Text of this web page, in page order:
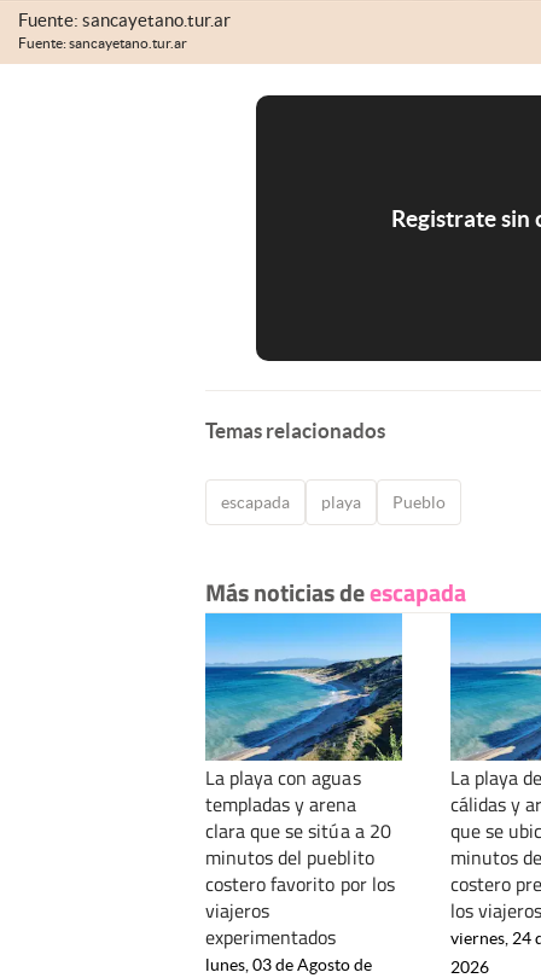
Fuente: sancayetano.tur.ar
Fuente: sancayetano.tur.ar
Registrate sin
Temas relacionados
escapada playa Pueblo
Más noticias deescapada
La playa con aguas
templadas y arena
clara que se sitúa a 20
minutos del pueblito
costero favorito por los
viajeros
experimentados
lunes, 03 de Agosto de
La playa
cálidas y
que se
minutos
costero
los
viernes, 24
2026